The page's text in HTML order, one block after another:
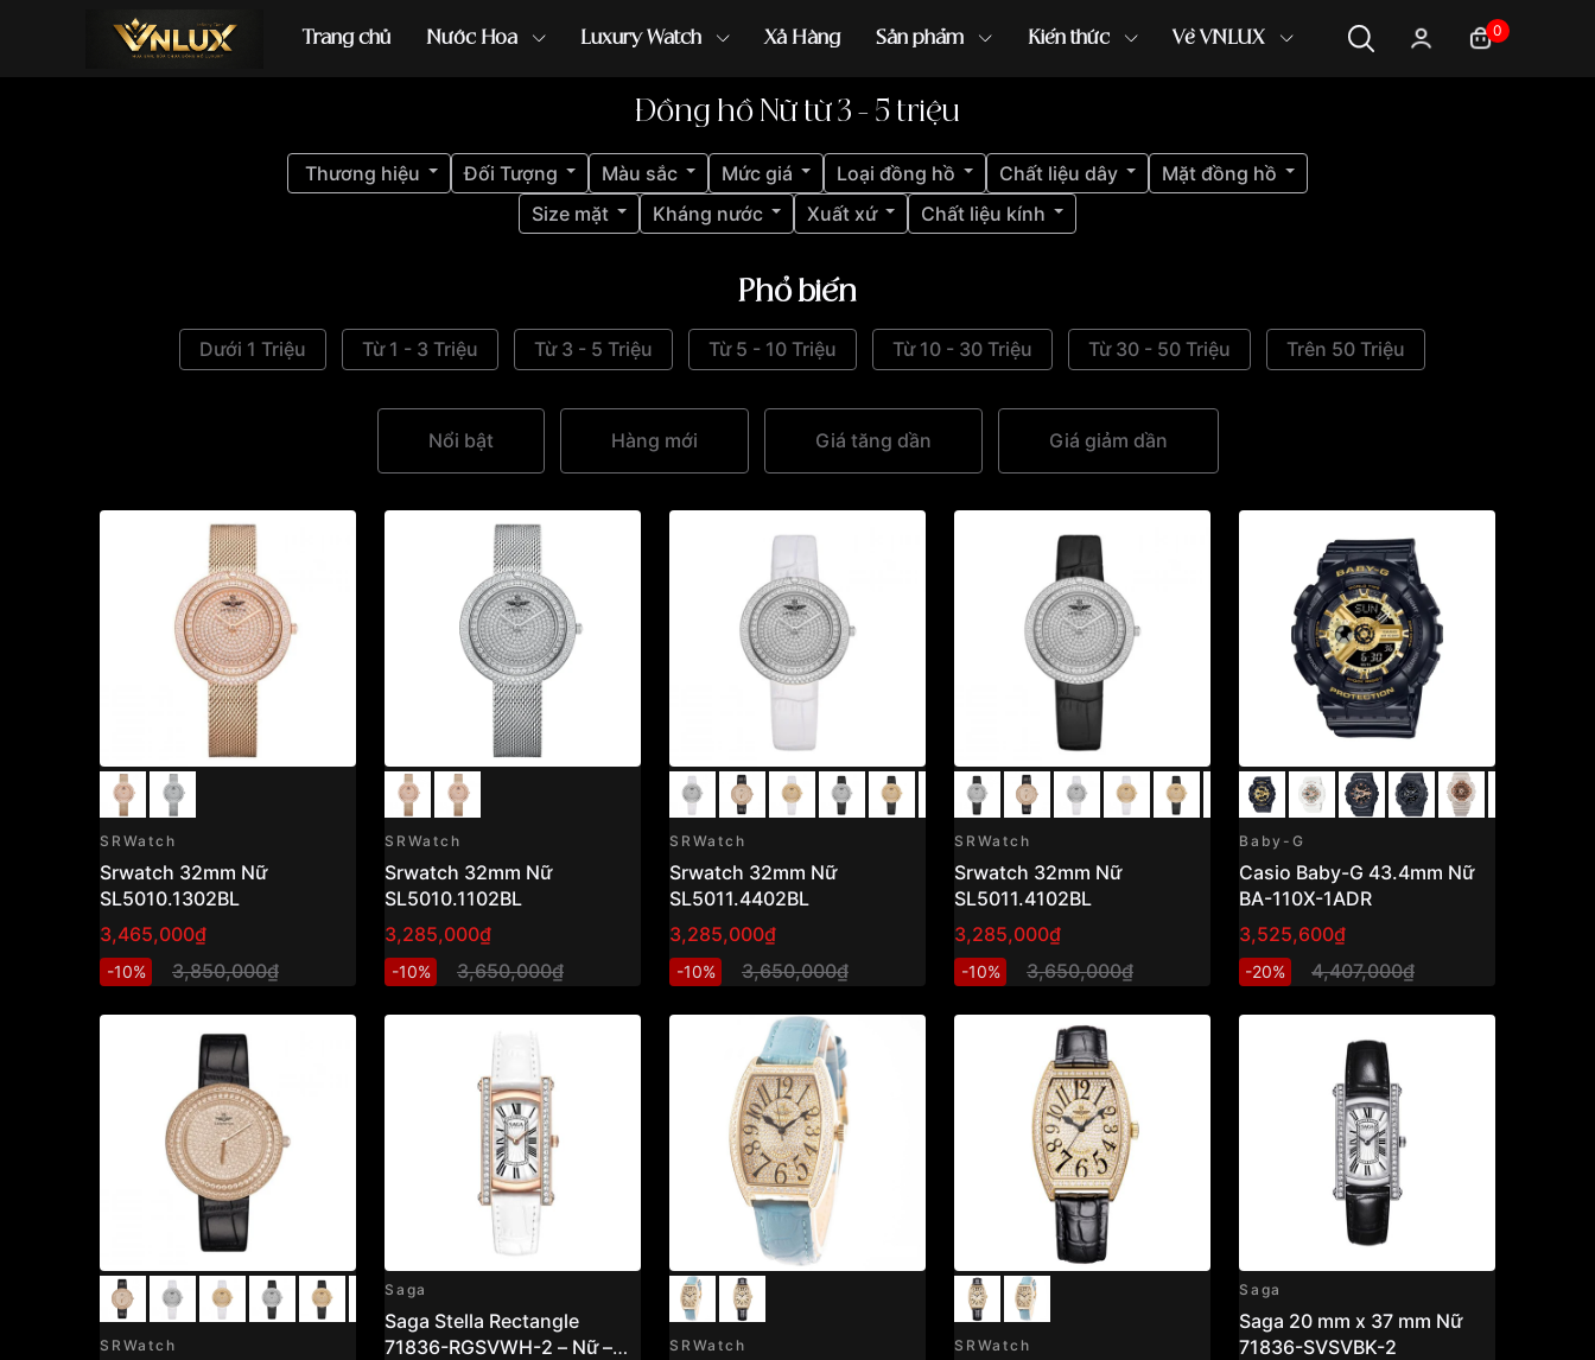
Trang chủ Nước Hoa Luxury Watch Xả Hàng Sản phẩm Kiến thức Về VNLUX 0
Đồng hồ casio đồng hồ G-Shock đồng hồ Orient ...
Đồng hồ Nữ từ 3 - 5 triệu
Thương hiệu Đối Tượng Màu sắc Mức giá Loại đồng hồ Chất liệu dây
Mặt đồng hồ
Size mặt
Kháng nước Xuất xứ Chất liệu kính
Phổ biến
Dưới 1 Triệu Từ 1 - 3 Triệu Từ 3 - 5 Triệu Từ 5 - 10 Triệu Từ 10 - 30 Triệu Từ 30 - 50 Triệu Trên 50 Triệu
Nổi bật Hàng mới Giá tăng dần Giá giảm dần
SRWatch
Srwatch 32mm Nữ
SL5010.1302BL
3,465,000₫
-10% 3,850,000₫
SRWatch
Srwatch 32mm Nữ
SL5010.1102BL
3,285,000₫
-10% 3,650,000₫
SRWatch
Srwatch 32mm Nữ
SL5011.4402BL
3,285,000₫
-10% 3,650,000₫
SRWatch
Srwatch 32mm Nữ
SL5011.4102BL
3,285,000₫
-10% 3,650,000₫
Baby-G
Casio Baby-G 43.4mm Nữ
BA-110X-1ADR
3,525,600₫
-20% 4,407,000₫
SRWatch
Saga
Saga Stella Rectangle
71836-RGSVWH-2 – Nữ –
SRWatch SRWatch
Saga
Saga 20 mm x 37 mm Nữ
71836-SVSVBK-2